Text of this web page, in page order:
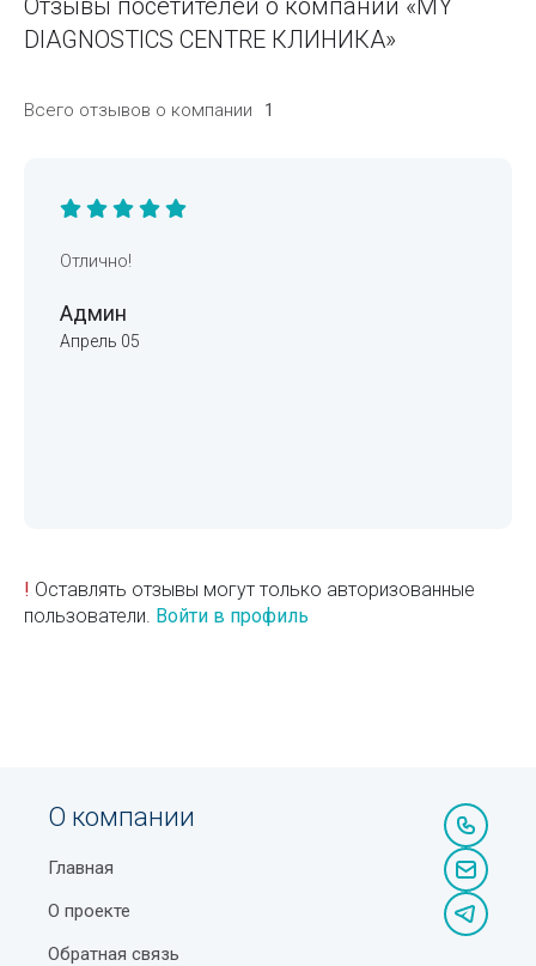
DIAGNOSTICS CENTRE КЛИНИКА»
Всего отзывов о компании 1
Отлично!
Админ
Апрель 05
! Оставлять отзывы могут только авторизованные
пользователи. Войти в профиль
О компании
Главная
О проекте
Обратная связь